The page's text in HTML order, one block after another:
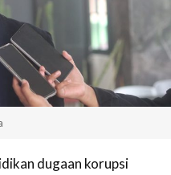
dugaan korupsi